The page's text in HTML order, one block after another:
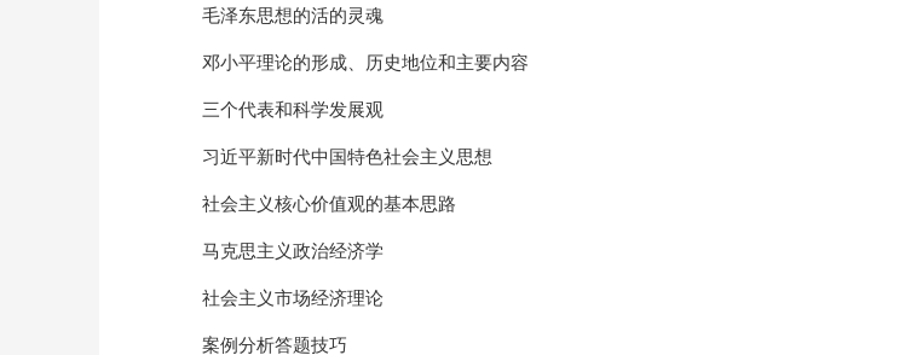
毛泽东思想的活的灵魂
邓小平理论的形成、历史地位和主要内容
三个代表和科学发展观
习近平新时代中国特色社会主义思想
社会主义核心价值观的基本思路
马克思主义政治经济学
社会主义市场经济理论
案例分析答题技巧